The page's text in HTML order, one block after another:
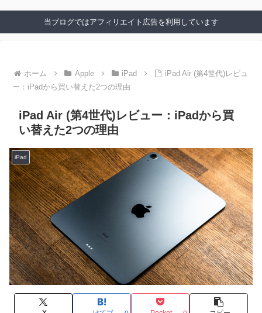
当ブログではアフィリエイト広告を利用しています
ホーム Apple iPad
iPad Air (第4世代)レビュ
ー：iPadから買い替えた2つの理由
iPad Air (第4世代)レビュー：iPadから買
い替えた2つの理由
iPad